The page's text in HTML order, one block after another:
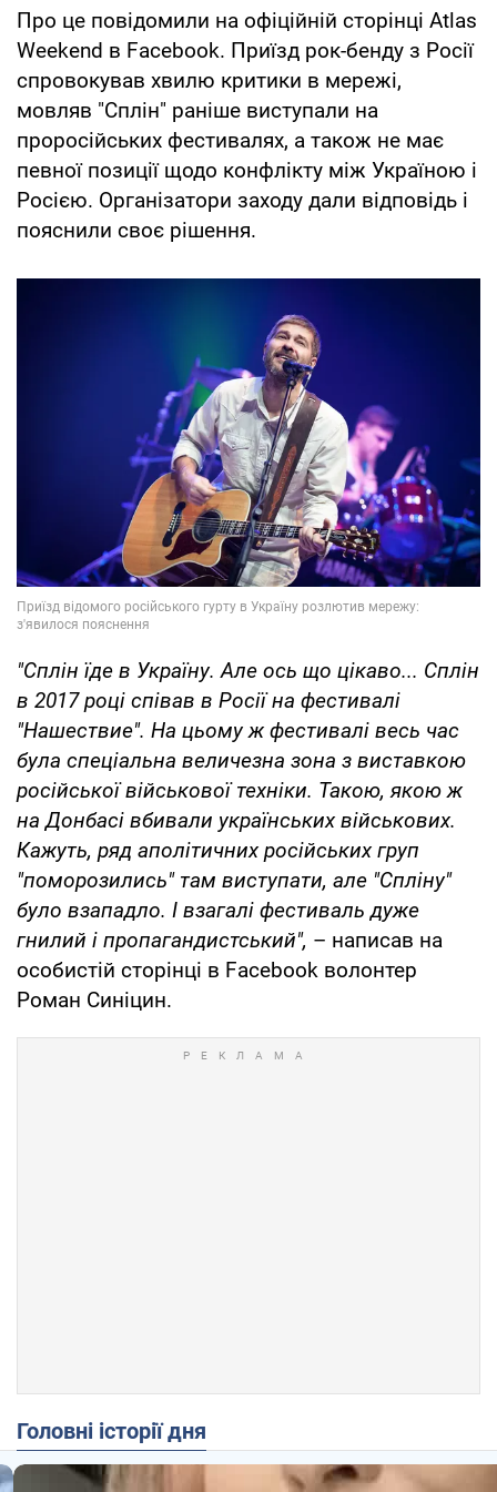
Про це повідомили на офіційній сторінці Atlas
Weekend в Facebook. Приїзд рок-бенду з Росії
спровокував хвилю критики в мережі,
мовляв "Сплін" раніше виступали на
проросійських фестивалях, а також не має
певної позиції щодо конфлікту між Україною і
Росією. Організатори заходу дали відповідь і
пояснили своє рішення.
"Сплін їде в Україну. Але ось що цікаво... Сплін
в 2017 році співав в Росії на фестивалі
"Нашествие". На цьому ж фестивалі весь час
була спеціальна величезна зона з виставкою
російської військової техніки. Такою, якою ж
на Донбасі вбивали українських військових.
Кажуть, ряд аполітичних російських груп
"поморозились" там виступати, але "Спліну"
було взападло. І взагалі фестиваль дуже
гнилий і пропагандистський", – написав на
особистій сторінці в Facebook волонтер
Роман Синіцин.
Головні історії дня